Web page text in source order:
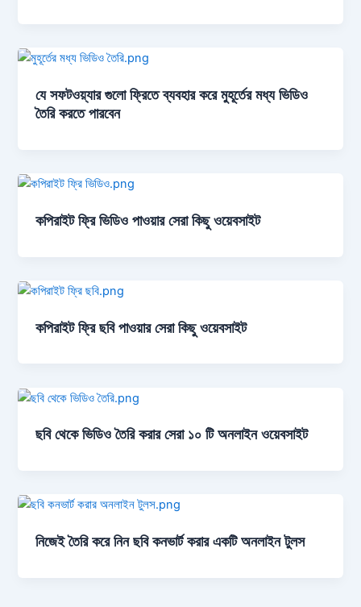
যে সফটওয়্যার গুলো ফ্রিতে ব্যবহার করে মুহূর্তের মধ্য ভিডিও
তৈরি করতে পারবেন
কপিরাইট ফ্রি ভিডিও পাওয়ার সেরা কিছু ওয়েবসাইট
কপিরাইট ফ্রি ছবি পাওয়ার সেরা কিছু ওয়েবসাইট
ছবি থেকে ভিডিও তৈরি করার সেরা ১০ টি অনলাইন ওয়েবসাইট
নিজেই তৈরি করে নিন ছবি কনভার্ট করার একটি অনলাইন টুলস